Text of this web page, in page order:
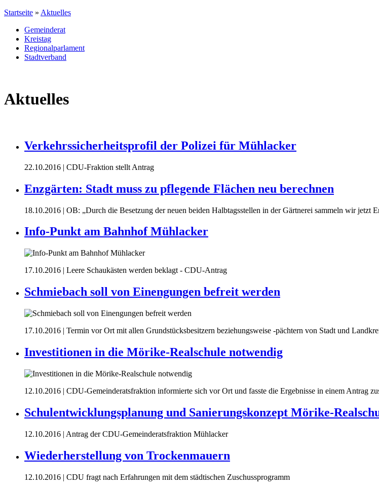
Startseite » Aktuelles
Gemeinderat
Kreistag
Regionalparlament
Stadtverband
Aktuelles
Verkehrssicherheitsprofil der Polizei für Mühlacker
22.10.2016 | CDU-Fraktion stellt Antrag
Enzgärten: Stadt muss zu pflegende Flächen neu berechnen
18.10.2016 | OB: „Durch die Besetzung der neuen beiden Halbtagsstellen in der Gärtnerei sammeln wir jetzt
Info-Punkt am Bahnhof Mühlacker
17.10.2016 | Leere Schaukästen werden beklagt - CDU-Antrag
Schmiebach soll von Einengungen befreit werden
17.10.2016 | Termin vor Ort mit allen Grundstücksbesitzern beziehungsweise -pächtern von Stadt und
Investitionen in die Mörike-Realschule notwendig
12.10.2016 | CDU-Gemeinderatsfraktion informierte sich vor Ort und fasste die Ergebnisse in einem Antrag
Schulentwicklungsplanung und Sanierungskonzept Mörike-
12.10.2016 | Antrag der CDU-Gemeinderatsfraktion Mühlacker
Wiederherstellung von Trockenmauern
12.10.2016 | CDU fragt nach Erfahrungen mit dem städtischen Zuschussprogramm